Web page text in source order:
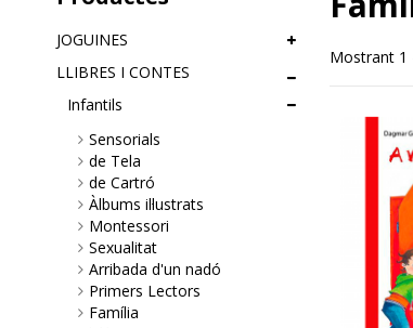
Mostrant 1
JOGUINES
LLIBRES I CONTES
Infantils
Sensorials
de Tela
de Cartró
Àlbums il·lustrats
Montessori
Sexualitat
Arribada d'un nadó
Primers Lectors
Família